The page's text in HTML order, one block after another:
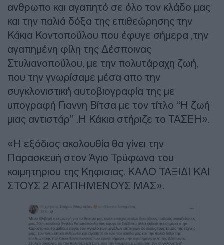
ανθρωπο και αγαπητό σε όλο τον κλάδο μας
και την παλιά δόξα της επιθεώρησης την
Κάκια Κοντοπούλου που έφυγε σήμερα ,την
αγαπημένη φίλη της Δέσποινας
Στυλιανοπούλου, με την πολυτάραχη ζωή,
που την γνωρίσαμε μέσα απο την
συγκλονιστική αυτοβιογραφία της με
υπογραφή Γιαννη Βίτσα με τον τίτλο “Η ζωή
μιας αντιστάρ” .Η Κάκια στήριζε το ΤΑΣΕΗ».
«Η εξόδιος ακολουθία θα γίνει την
Παρασκευή στον Άγιο Τρύφωνα του
κοιμητηριου της Κηφισιας. ΚΑΛΟ ΤΑΞΙΔΙ ΚΑΙ
ΣΤΟΥΣ 2 ΑΓΑΠΗΜΕΝΟΥΣ ΜΑΣ».